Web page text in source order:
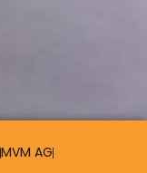
MVM AG